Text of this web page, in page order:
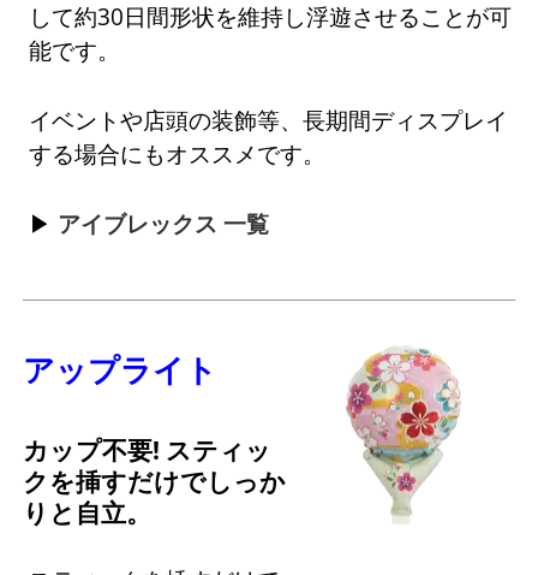
して約30日間形状を維持し浮遊させることが可
能です。
イベントや店頭の装飾等、長期間ディスプレイ
する場合にもオススメです。
アイブレックス 一覧
アップライト
カップ不要! スティッ
クを挿すだけでしっか
りと自立。